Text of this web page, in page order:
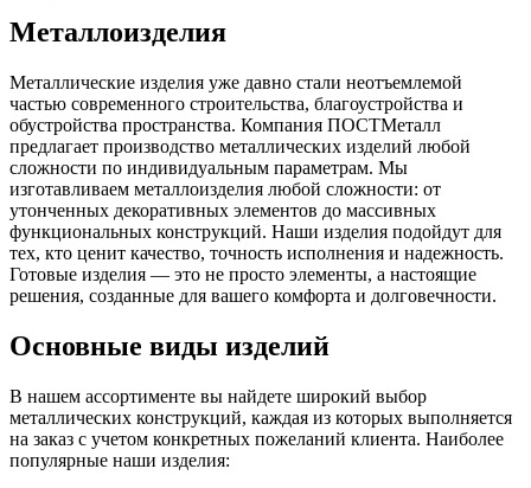
Металлоизделия
Металлические изделия уже давно стали неотъемлемой
частью современного строительства, благоустройства и
обустройства пространства. Компания ПОСТМеталл
предлагает производство металлических изделий любой
сложности по индивидуальным параметрам. Мы
изготавливаем металлоизделия любой сложности: от
утонченных декоративных элементов до массивных
функциональных конструкций. Наши изделия подойдут для
тех, кто ценит качество, точность исполнения и надежность.
Готовые изделия — это не просто элементы, а настоящие
решения, созданные для вашего комфорта и долговечности.
Основные виды изделий
В нашем ассортименте вы найдете широкий выбор
металлических конструкций, каждая из которых выполняется
на заказ с учетом конкретных пожеланий клиента. Наиболее
популярные наши изделия: